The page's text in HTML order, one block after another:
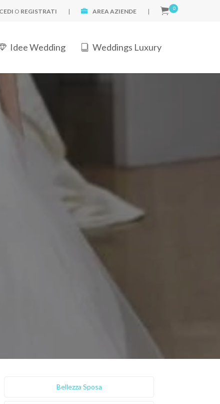
O REGISTRATI | AREA AZIENDE | 0
Idee Wedding Weddings Luxury
Bellezza Sposa